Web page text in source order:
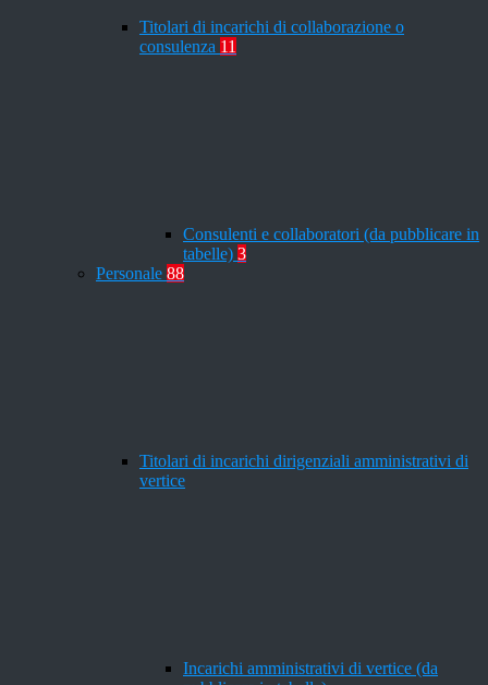
Titolari di incarichi di collaborazione o
consulenza 11
Consulenti e collaboratori (da pubblicare in
tabelle) 3
Personale 88
Titolari di incarichi dirigenziali amministrativi di
vertice
Incarichi amministrativi di vertice (da